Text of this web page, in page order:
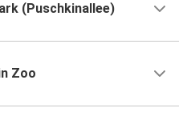
(Puschkinallee)
Zoo